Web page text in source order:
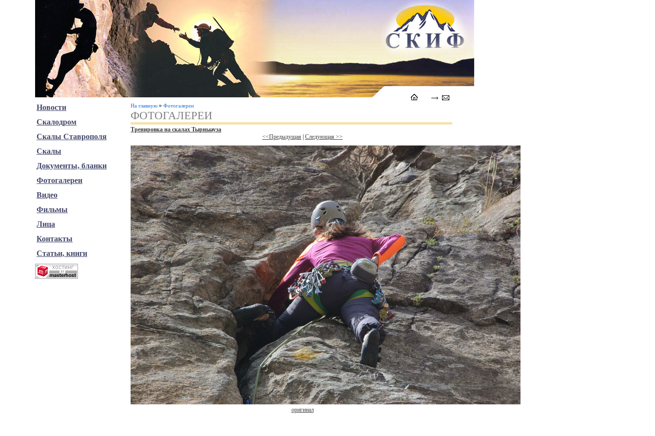
На главную » Фотогалереи
ФОТОГАЛЕРЕИ
Тренировка на скалах Тырныауза
<<Предыдущая
Следующая >>
оригинал
Новости
Скалодром
Скалы Ставрополя
Скалы
Документы, бланки
Фотогалереи
Видео
Фильмы
Лица
Контакты
Статьи, книги